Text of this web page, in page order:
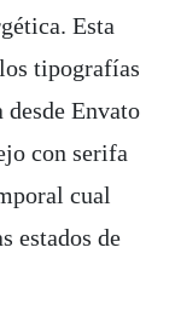
Esta
tipografías
Envato
con serifa
cual
estados de